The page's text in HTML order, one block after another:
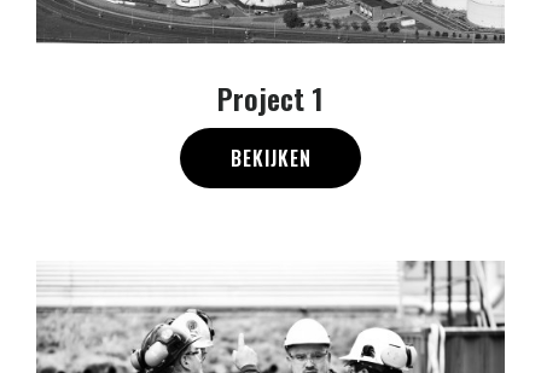
Project 1
BEKIJKEN